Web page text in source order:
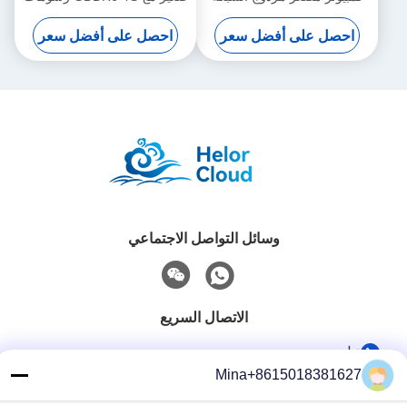
اللاسلكية DDR5 64GB لعبة
كمبيوتر مصغر مع الضوء
احصل على أفضل سعر
منفصلة DDR4 32G ذاكرة
الوصول العشوائي و 4K HD
احصل على أفضل سعر
وسائل التواصل الاجتماعي
الاتصال السريع
تيل
Mina+8615018381627